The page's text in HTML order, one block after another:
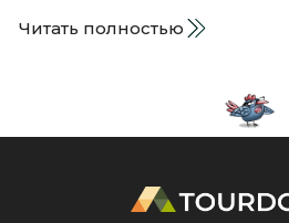
Читать полностью